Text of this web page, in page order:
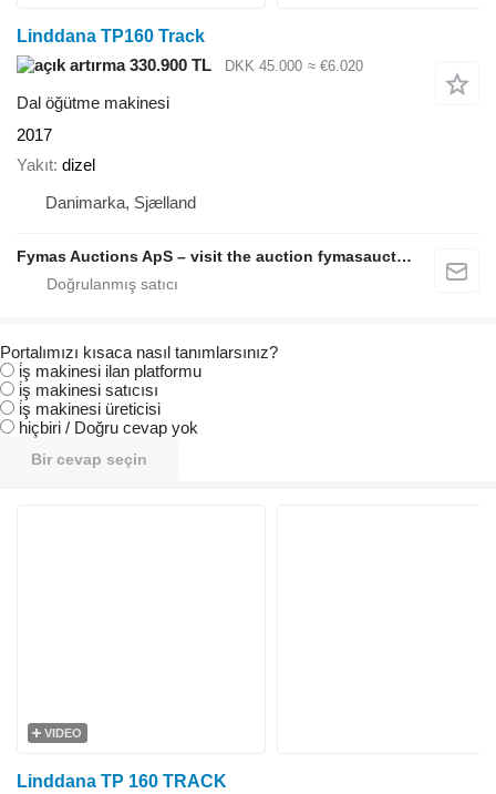
Linddana TP160 Track
330.900 TL
DKK 45.000 ≈ €6.020
Dal öğütme makinesi
2017
Yakıt dizel
Danimarka, Sjælland
Fymas Auctions ApS – visit the auction fymasauctions.dk
Portalımızı kısaca nasıl tanımlarsınız?
i̇ş makinesi ilan platformu
i̇ş makinesi satıcısı
i̇ş makinesi üreticisi
hiçbiri / Doğru cevap yok
Bir cevap seçin
VIDEO
Linddana TP 160 TRACK